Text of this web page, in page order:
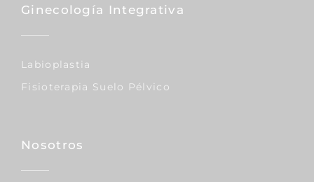
Ginecología Integrativa
Labioplastia
Fisioterapia Suelo Pélvico
Nosotros